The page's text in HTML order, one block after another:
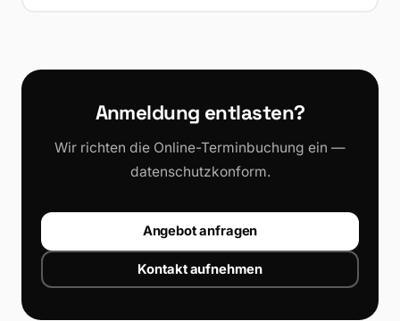
Anmeldung entlasten?
Wir richten die Online-Terminbuchung ein —
datenschutzkonform.
Angebot anfragen
Kontakt aufnehmen